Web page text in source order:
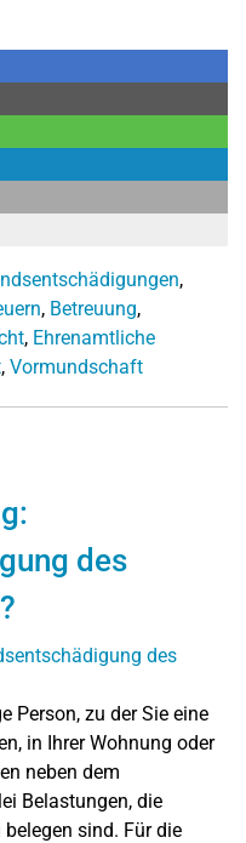
,
, Betreuung,
, Ehrenamtliche
, Vormundschaft
des
Person, zu der Sie eine
in Ihrer Wohnung oder
neben dem
Belastungen, die
sind. Für die